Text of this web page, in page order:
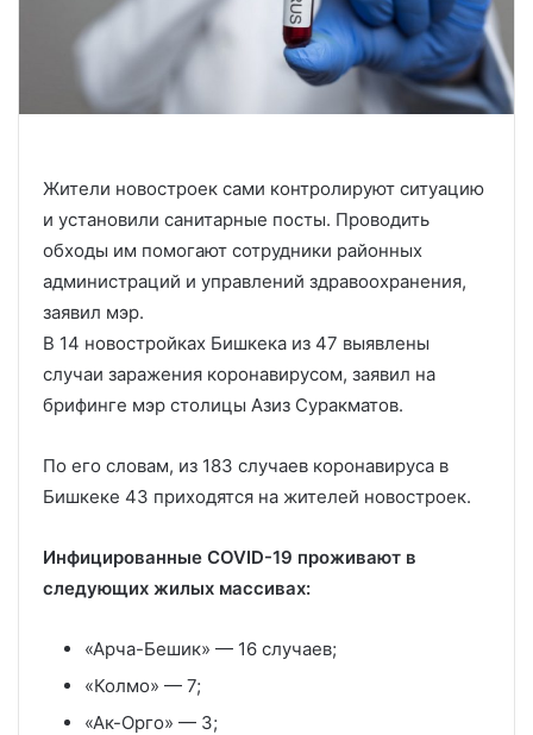
Жители новостроек сами контролируют ситуацию
и установили санитарные посты. Проводить
обходы им помогают сотрудники районных
администраций и управлений здравоохранения,
заявил мэр.
В 14 новостройках Бишкека из 47 выявлены
случаи заражения коронавирусом, заявил на
брифинге мэр столицы Азиз Суракматов.
По его словам, из 183 случаев коронавируса в
Бишкеке 43 приходятся на жителей новостроек.
Инфицированные COVID-19 проживают в
следующих жилых массивах:
«Арча-Бешик» — 16 случаев;
«Колмо» — 7;
«Ак-Орго» — 3;